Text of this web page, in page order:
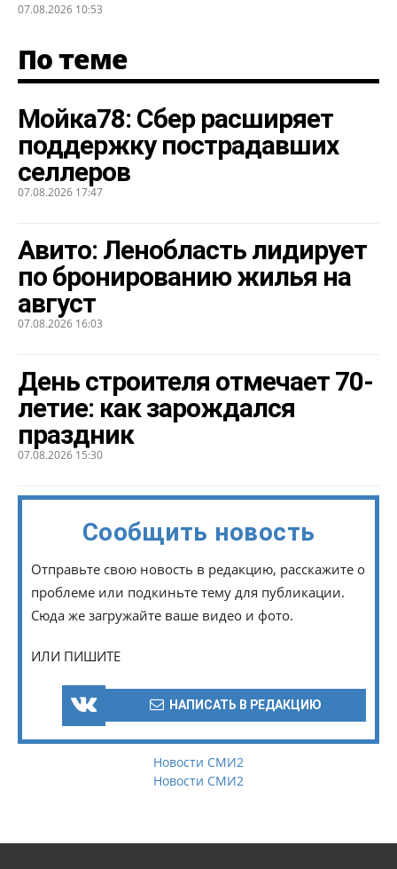
07.08.2026 10:53
По теме
Мойка78: Сбер расширяет
поддержку пострадавших
селлеров
07.08.2026 17:47
Авито: Ленобласть лидирует
по бронированию жилья на
август
07.08.2026 16:03
День строителя отмечает 70-
летие: как зарождался
праздник
07.08.2026 15:30
Сообщить новость
Отправьте свою новость в редакцию, расскажите о
проблеме или подкиньте тему для публикации.
Сюда же загружайте ваше видео и фото.
ИЛИ ПИШИТЕ
НАПИСАТЬ В РЕДАКЦИЮ
Новости СМИ2
Новости СМИ2